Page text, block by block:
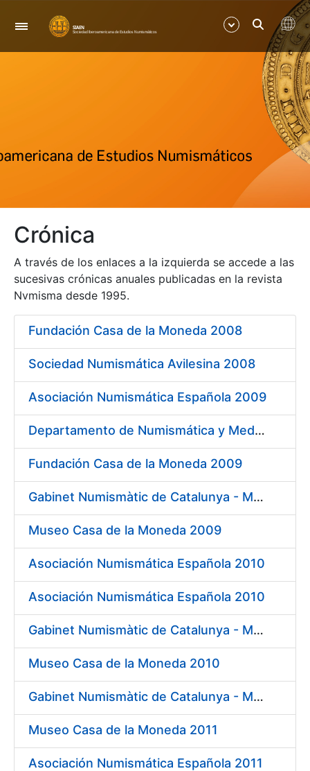
Nabigazioa
Erakutsi/Ezkutatu
Erakutsi/Ezkutatu
Erakutsi/Ezkutatu
Crónica
A través de los enlaces a la izquierda se accede a las
sucesivas crónicas anuales publicadas en la revista
Nvmisma desde 1995.
Fundación Casa de la Moneda 2008
Sociedad Numismática Avilesina 2008
Asociación Numismática Española 2009
Departamento de Numismática y Medallística. Museo Arqueológico Nacional 2009
Fundación Casa de la Moneda 2009
Gabinet Numismàtic de Catalunya - MNAC 2009
Museo Casa de la Moneda 2009
Asociación Numismática Española 2010
Asociación Numismática Española 2010
Gabinet Numismàtic de Catalunya - MNAC 2010
Museo Casa de la Moneda 2010
Gabinet Numismàtic de Catalunya - MNAC 2011
Museo Casa de la Moneda 2011
Asociación Numismática Española 2011